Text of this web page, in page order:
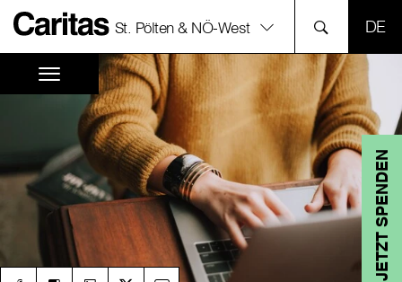
St. Pölten & NÖ-West
JETZT SPENDEN